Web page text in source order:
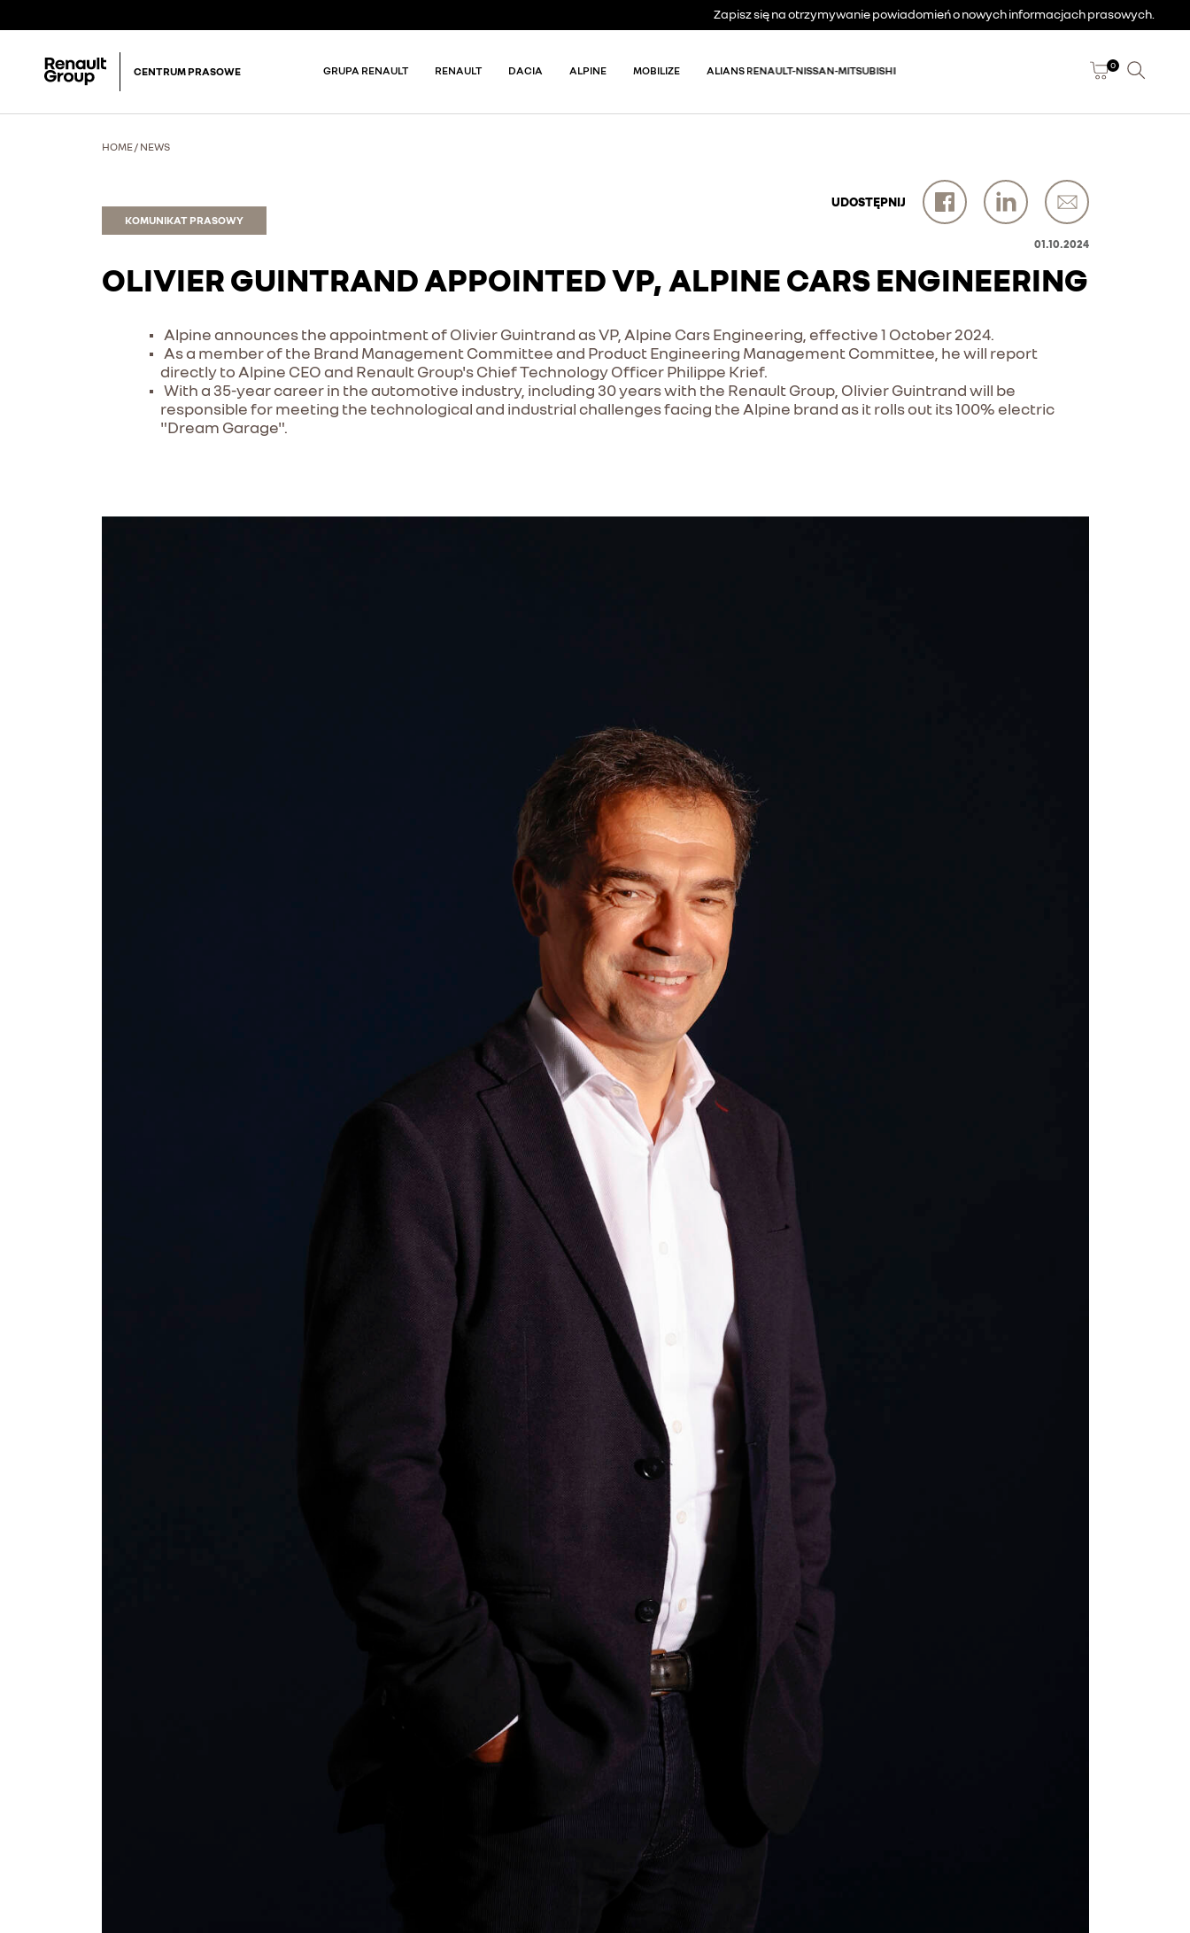
Zapisz się na otrzymywanie powiadomień o nowych informacjach prasowych.
CENTRUM PRASOWE GRUPA RENAULT RENAULT DACIA ALPINE MOBILIZE ALIANS RENAULT-NISSAN-MITSUBISHI 0
HOME/ NEWS
KOMUNIKAT PRASOWY
UDOSTĘPNIJ
01.10.2024
OLIVIER GUINTRAND APPOINTED VP, ALPINE CARS ENGINEERING
Alpine announces the appointment of Olivier Guintrand as VP, Alpine Cars Engineering, effective 1 October 2024.
As a member of the Brand Management Committee and Product Engineering Management Committee, he will report
directly to Alpine CEO and Renault Group's Chief Technology Officer Philippe Krief.
With a 35-year career in the automotive industry, including 30 years with the Renault Group, Olivier Guintrand will be
responsible for meeting the technological and industrial challenges facing the Alpine brand as it rolls out its 100% electric
"Dream Garage".